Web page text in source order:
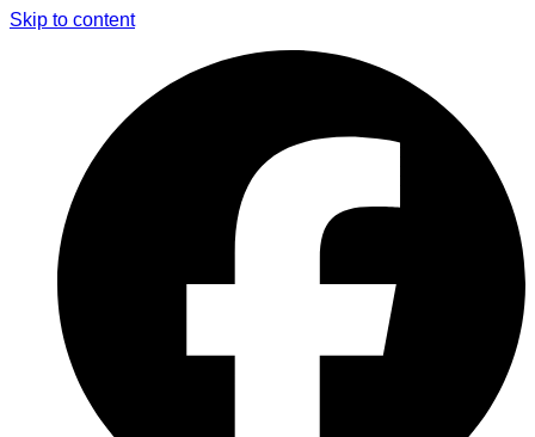
Skip to content